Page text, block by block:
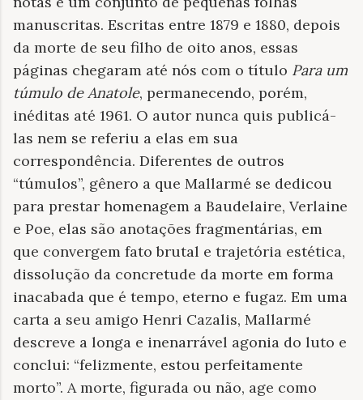
manuscritas. Escritas entre 1879 e 1880, depois
da morte de seu filho de oito anos, essas
páginas chegaram até nós com o título Para um
túmulo de Anatole, permanecendo, porém,
inéditas até 1961. O autor nunca quis publicá-
las nem se referiu a elas em sua
correspondência. Diferentes de outros
“túmulos”, gênero a que Mallarmé se dedicou
para prestar homenagem a Baudelaire, Verlaine
e Poe, elas são anotações fragmentárias, em
que convergem fato brutal e trajetória estética,
dissolução da concretude da morte em forma
inacabada que é tempo, eterno e fugaz. Em uma
carta a seu amigo Henri Cazalis, Mallarmé
descreve a longa e inenarrável agonia do luto e
conclui: “felizmente, estou perfeitamente
morto”. A morte, figurada ou não, age como